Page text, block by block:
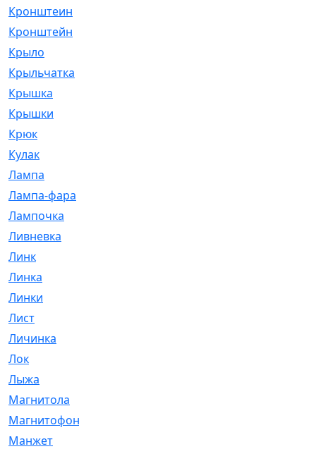
Кронштеин
Кронштейн
Крыло
Крыльчатка
Крышка
Крышки
Крюк
Кулак
Лампа
Лампа-фара
Лампочка
Ливневка
Линк
Линка
Линки
Лист
Личинка
Лок
Лыжа
Магнитола
Магнитофон
Манжет